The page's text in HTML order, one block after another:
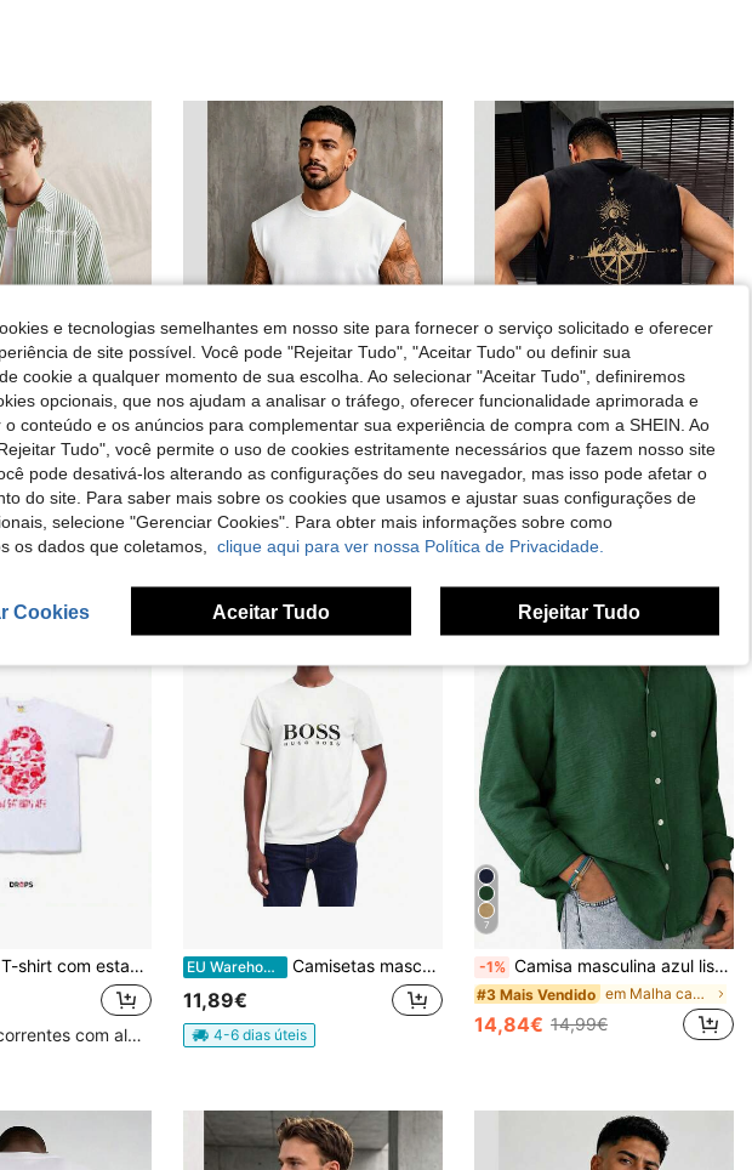
4,72 35
TONEVAULT Camisa masculina de manga curta com estampa listrada
Economizar 0,32€
GRDR Regata masculina de verão, cor sólida, gola redonda, estilo casual e folgada.
6,05€ 6,37€
4
5,99€
T-shirt com estampado de cabeça de macaco, estilo streetwear clássico, manga curta, algodão.
Clientes recorrentes com alta taxa de retorno
EU Warehouse Camisetas masculinas
11,89€
4-6 dias úteis
7
-1% Camisa masculina azul lisa de manga comprida, estilo casual, para uso externo, minimalista e elegante.
#3 Mais Vendido em Malha canelada Camisas masculinas
14,84€ 14,99€
e tecnologias semelhantes em nosso site para fornecer o serviço solicitado e oferecer
de site possível. Você pode "Rejeitar Tudo", "Aceitar Tudo" ou definir sua
cookie a qualquer momento de sua escolha. Ao selecionar "Aceitar Tudo", definiremos
opcionais, que nos ajudam a analisar o tráfego, oferecer funcionalidade aprimorada e
o conteúdo e os anúncios para complementar sua experiência de compra com a SHEIN. Ao
Tudo", você permite o uso de cookies estritamente necessários que fazem nosso site
pode desativá-los alterando as configurações do seu navegador, mas isso pode afetar o
do site. Para saber mais sobre os cookies que usamos e ajustar suas configurações de
selecione "Gerenciar Cookies". Para obter mais informações sobre como
os dados que coletamos, clique aqui para ver nossa Política de Privacidade.
Cookies Aceitar Tudo Rejeitar Tudo